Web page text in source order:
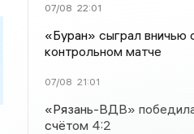
07/08 22:01
«Буран» сыграл вничью
контрольном матче
07/08 21:01
«Рязань-ВДВ»
счётом 4:2